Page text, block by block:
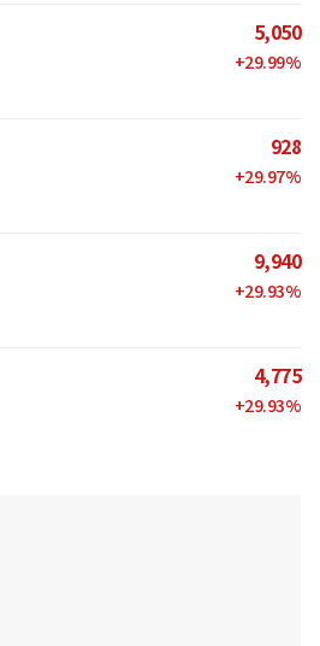
5,050
+29.99%
928
+29.97%
9,940
+29.93%
4,775
+29.93%